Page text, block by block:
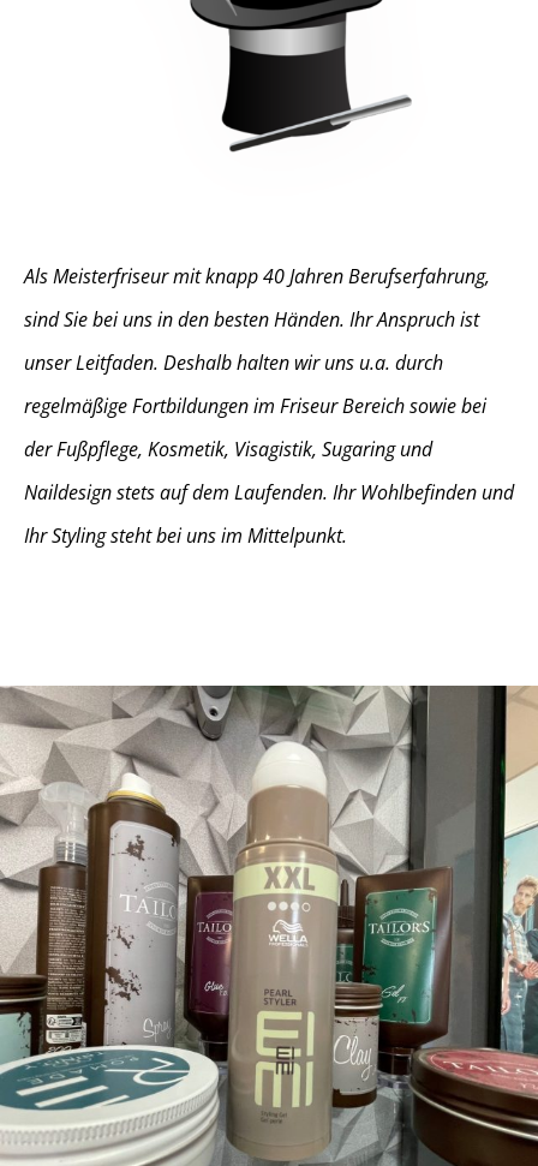
Als Meisterfriseur mit knapp 40 Jahren Berufserfahrung,
sind Sie bei uns in den besten Händen. Ihr Anspruch ist
unser Leitfaden. Deshalb halten wir uns u.a. durch
regelmäßige Fortbildungen im Friseur Bereich sowie bei
der Fußpflege, Kosmetik, Visagistik, Sugaring und
Naildesign stets auf dem Laufenden. Ihr Wohlbefinden und
Ihr Styling steht bei uns im Mittelpunkt.